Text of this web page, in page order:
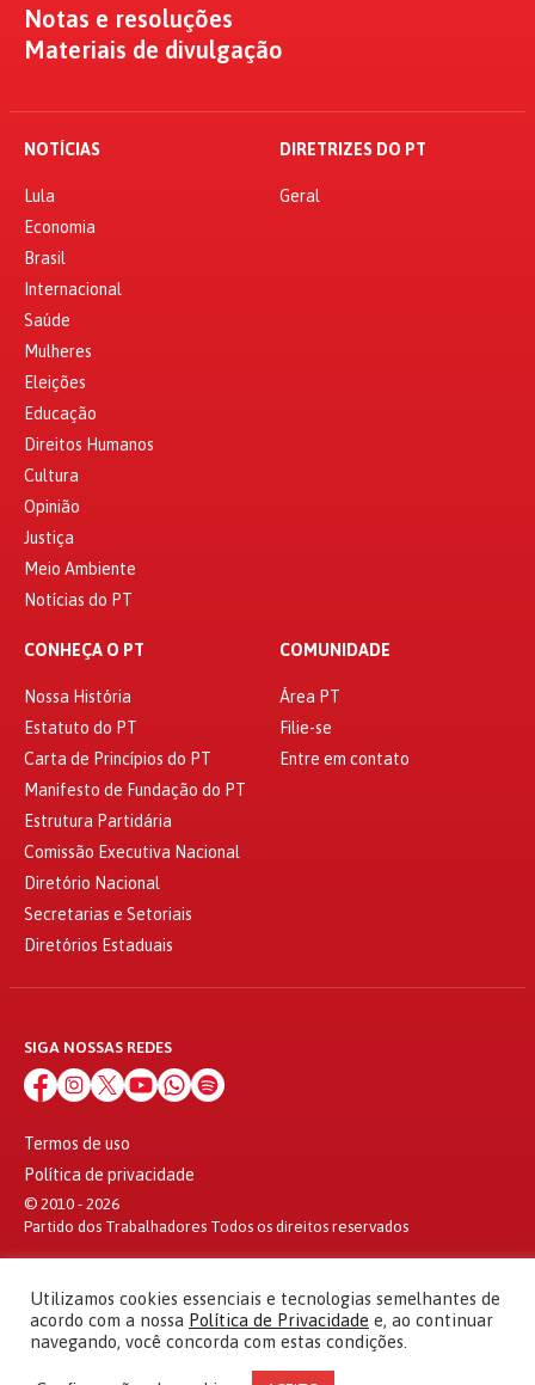
Notas e resoluções
Materiais de divulgação
NOTÍCIAS
Lula
Economia
Brasil
Internacional
Saúde
Mulheres
Eleições
Educação
Direitos Humanos
Cultura
Opinião
Justiça
Meio Ambiente
Notícias do PT
DIRETRIZES DO PT
Geral
CONHEÇA O PT
Nossa História
Estatuto do PT
Carta de Princípios do PT
Manifesto de Fundação do PT
Estrutura Partidária
Comissão Executiva Nacional
Diretório Nacional
Secretarias e Setoriais
Diretórios Estaduais
COMUNIDADE
Área PT
Filie-se
Entre em contato
SIGA NOSSAS REDES
Termos de uso
Política de privacidade
© 2010 - 2026
Partido dos Trabalhadores Todos os direitos reservados
Utilizamos cookies essenciais e tecnologias semelhantes de
acordo com a nossa Política de Privacidade e, ao continuar
navegando, você concorda com estas condições.